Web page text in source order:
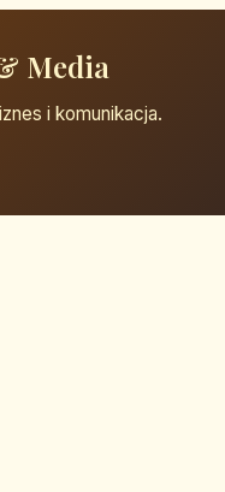
Media
i komunikacja.